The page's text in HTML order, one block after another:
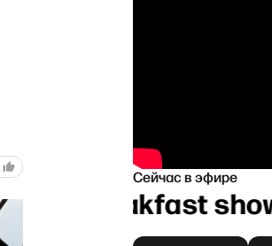
Сейчас в эфире
Breakfast